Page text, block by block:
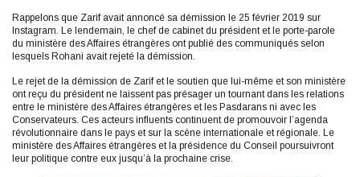
Rappelons que Zarif avait annoncé sa démission le 25 février 2019 sur
Instagram. Le lendemain, le chef de cabinet du président et le porte-parole
du ministère des Affaires étrangères ont publié des communiqués selon
lesquels Rohani avait rejeté la démission.
Le rejet de la démission de Zarif et le soutien que lui-même et son ministère
ont reçu du président ne laissent pas présager un tournant dans les relations
entre le ministère des Affaires étrangères et les Pasdarans ni avec les
Conservateurs. Ces acteurs influents continuent de promouvoir l’agenda
révolutionnaire dans le pays et sur la scène internationale et régionale. Le
ministère des Affaires étrangères et la présidence du Conseil poursuivront
leur politique contre eux jusqu’à la prochaine crise.